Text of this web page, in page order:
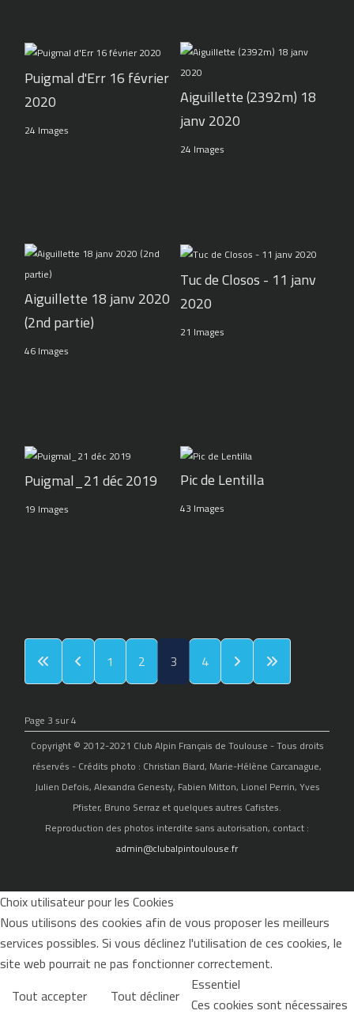
Puigmal d'Err 16 février
2020
24 Images
Aiguillette (2392m) 18
janv 2020
24 Images
Aiguillette 18 janv 2020
(2nd partie)
46 Images
Tuc de Closos - 11 janv
2020
21 Images
Puigmal_21 déc 2019
19 Images
Pic de Lentilla
43 Images
1 2 3 4
Page 3 sur 4
Copyright © 2012-2021 Club Alpin Français de Toulouse - Tous droits
réservés - Crédits photo : Christian Biard, Marie-Hélène Carcanague,
Julien Defois, Alexandra Genesty, Fabien Mitton, Lionel Perrin, Yves
Pfister, Bruno Serraz et quelques autres Cafistes.
Reproduction des photos interdite sans autorisation, contact :
admin@clubalpintoulouse.fr
Choix utilisateur pour les Cookies
Nous utilisons des cookies afin de vous proposer les meilleurs
services possibles. Si vous déclinez l'utilisation de ces cookies, le
site web pourrait ne pas fonctionner correctement.
Tout accepter
Tout décliner Essentiel
Ces cookies sont nécessaires